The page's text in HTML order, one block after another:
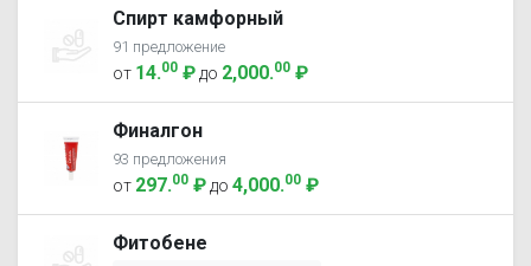
Спирт камфорный
91 предложение
от 14.00 ₽ до 2,000.00 ₽
Финалгон
93 предложения
от 297.00 ₽ до 4,000.00 ₽
Фитобене